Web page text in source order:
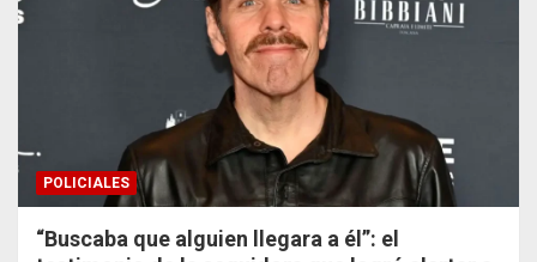
POLICIALES
“Buscaba que alguien llegara a él”: el